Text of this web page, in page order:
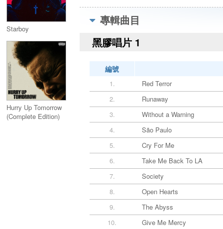
Starboy
Hurry Up Tomorrow
(Complete Edition)
專輯曲目
黑膠唱片 1
編號
1.
Red Terror
2.
Runaway
3.
Without a Warning
4.
São Paulo
5.
Cry For Me
6.
Take Me Back To LA
7.
Society
8.
Open Hearts
9.
The Abyss
10.
Give Me Mercy